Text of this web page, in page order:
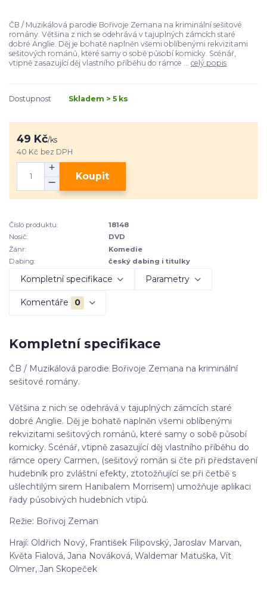
ČB / Muzikálová parodie Bořivoje Zemana na kriminální sešitové
romány. Většina z nich se odehrává v tajuplných zámcích staré
dobré Anglie. Děj je bohatě naplněn všemi oblíbenými rekvizitami
sešitových románů, které samy o sobě působí komicky. Scénář,
vtipně zasazující děj vlastního příběhu do rámce ... celý popis
Dostupnost Skladem > 5 ks
49 Kč/ks
40 Kč bez DPH
Koupit
Číslo produktu:
18148
Nosič:
DVD
Žánr:
Komedie
Dabing:
český dabing i titulky
Kompletní specifikace Parametry
Komentáře 0
Kompletní specifikace
ČB / Muzikálová parodie Bořivoje Zemana na kriminální
sešitové romány.
Většina z nich se odehrává v tajuplných zámcích staré
dobré Anglie. Děj je bohatě naplněn všemi oblíbenými
rekvizitami sešitových románů, které samy o sobě působí
komicky. Scénář, vtipně zasazující děj vlastního příběhu do
rámce opery Carmen, (sešitový román si čte při představení
hudebník pro zvláštní efekty, ztotožňující se při četbě s
ušlechtilým sirem Hanibalem Morrisem) umožňuje aplikaci
řady působivých hudebních vtipů.
Režie: Bořivoj Zeman
Hrají: Oldřich Nový, František Filipovský, Jaroslav Marvan,
Květa Fialová, Jana Nováková, Waldemar Matuška, Vít
Olmer, Jan Skopeček